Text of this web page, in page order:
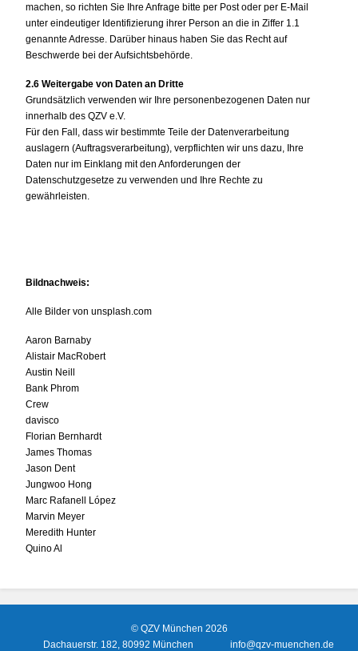
machen, so richten Sie Ihre Anfrage bitte per Post oder per E-Mail
unter eindeutiger Identifizierung ihrer Person an die in Ziffer 1.1
genannte Adresse. Darüber hinaus haben Sie das Recht auf
Beschwerde bei der Aufsichtsbehörde.
2.6 Weitergabe von Daten an Dritte
Grundsätzlich verwenden wir Ihre personenbezogenen Daten nur
innerhalb des QZV e.V.
Für den Fall, dass wir bestimmte Teile der Datenverarbeitung
auslagern (Auftragsverarbeitung), verpflichten wir uns dazu, Ihre
Daten nur im Einklang mit den Anforderungen der
Datenschutzgesetze zu verwenden und Ihre Rechte zu
gewährleisten.
Bildnachweis:
Alle Bilder von unsplash.com
Aaron Barnaby
Alistair MacRobert
Austin Neill
Bank Phrom
Crew
davisco
Florian Bernhardt
James Thomas
Jason Dent
Jungwoo Hong
Marc Rafanell López
Marvin Meyer
Meredith Hunter
Quino Al
© QZV München 2026
Dachauerstr. 182, 80992 München
info@qzv-muenchen.de